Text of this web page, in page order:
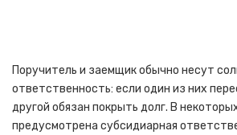
Поручитель и заемщик обычно несут
ответственность: если один из них
другой обязан покрыть долг. В
предусмотрена субсидиарная